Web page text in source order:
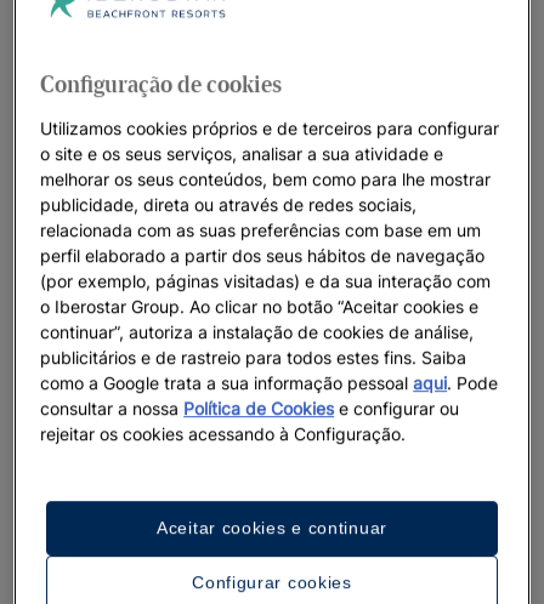
Configuração de cookies
Utilizamos cookies próprios e de terceiros para configurar
o site e os seus serviços, analisar a sua atividade e
melhorar os seus conteúdos, bem como para lhe mostrar
publicidade, direta ou através de redes sociais,
relacionada com as suas preferências com base em um
perfil elaborado a partir dos seus hábitos de navegação
(por exemplo, páginas visitadas) e da sua interação com
o Iberostar Group. Ao clicar no botão “Aceitar cookies e
continuar”, autoriza a instalação de cookies de análise,
publicitários e de rastreio para todos estes fins. Saiba
como a Google trata a sua informação pessoalaqui. Pode
consultar a nossa Política de Cookiese configurar ou
rejeitar os cookies acessando à Configuração.
Configurar cookies
Aceitar cookies e continuar